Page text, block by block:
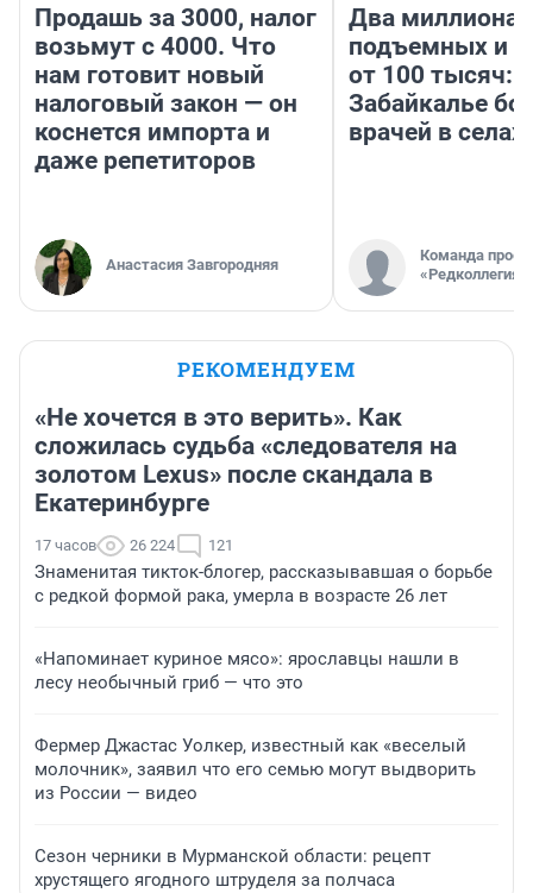
Продашь за 3000, налог
возьмут с 4000. Что
нам готовит новый
налоговый закон — он
коснется импорта и
даже репетиторов
Анастасия Завгородняя
Два миллиона
подъемных и
от 100 тысяч:
Забайкалье
врачей в селах
Команда
«Редколлегия»
РЕКОМЕНДУЕМ
«Не хочется в это верить». Как
сложилась судьба «следователя на
золотом Lexus» после скандала в
Екатеринбурге
17 часов 26 224 121
Знаменитая тикток-блогер, рассказывавшая о борьбе
с редкой формой рака, умерла в возрасте 26 лет
«Напоминает куриное мясо»: ярославцы нашли в
лесу необычный гриб — что это
Фермер Джастас Уолкер, известный как «веселый
молочник», заявил что его семью могут выдворить
из России — видео
Сезон черники в Мурманской области: рецепт
хрустящего ягодного штруделя за полчаса